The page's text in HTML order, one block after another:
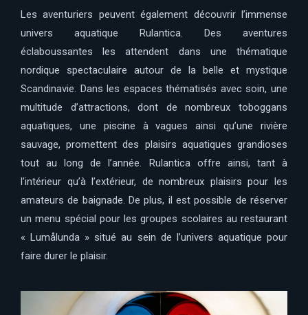
Les aventuriers peuvent également découvrir l’immense
univers aquatique Rulantica. Des aventures
éclaboussantes les attendent dans une thématique
nordique spectaculaire autour de la belle et mystique
Scandinavie. Dans les espaces thématisés avec soin, une
multitude d’attractions, dont de nombreux toboggans
aquatiques, une piscine à vagues ainsi qu’une rivière
sauvage, promettent des plaisirs aquatiques grandioses
tout au long de l’année. Rulantica offre ainsi, tant à
l’intérieur qu’à l’extérieur, de nombreux plaisirs pour les
amateurs de baignade. De plus, il est possible de réserver
un menu spécial pour les groupes scolaires au restaurant
« Lumålunda » situé au sein de l’univers aquatique pour
faire durer le plaisir.